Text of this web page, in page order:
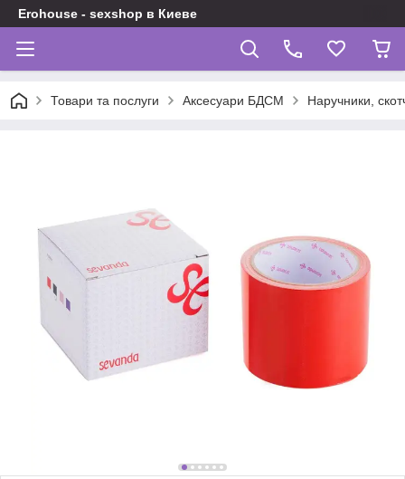
Erohouse - sexshop в Киеве
Товари та послуги Аксесуари БДСМ Наручники,